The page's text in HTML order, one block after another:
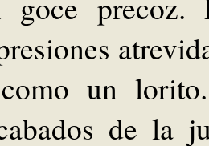
goce
un
de la